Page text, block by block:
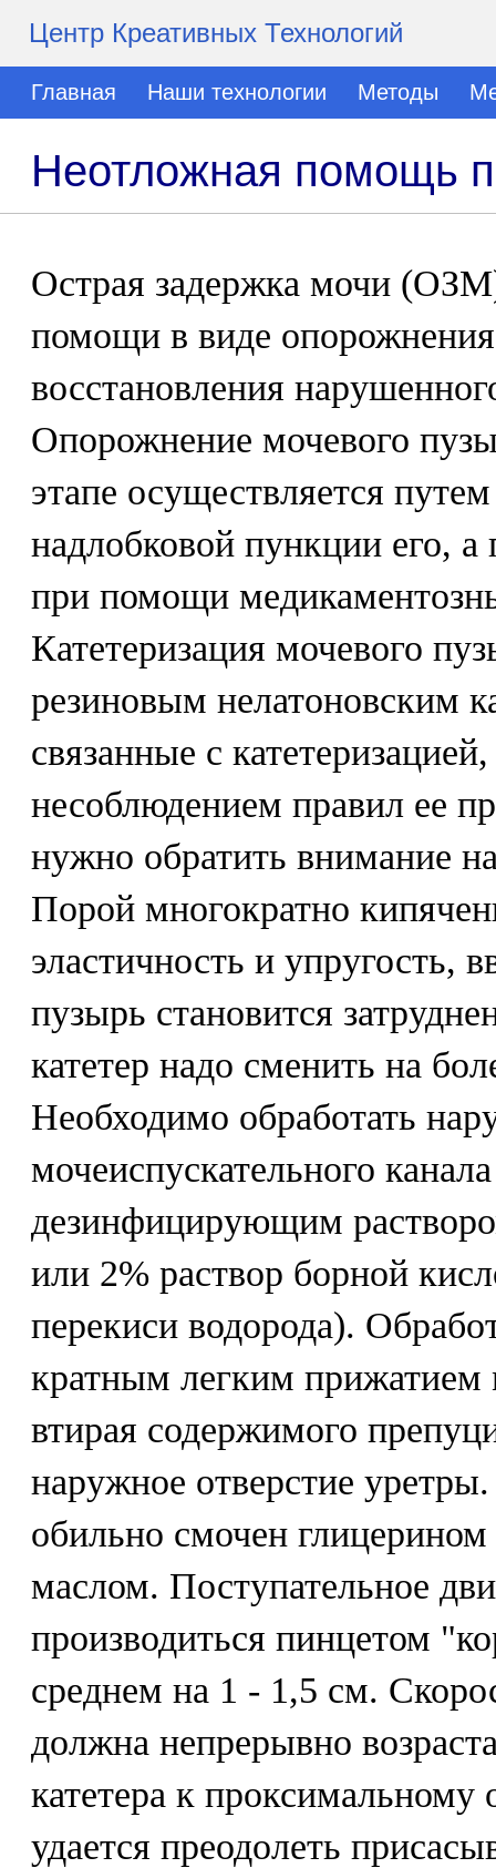
Центр Креативных Технологий
Главная Наши технологии Методы
Неотложная помощь
Острая задержка мочи
помощи в виде
восстановления
Опорожнение мочевого
этапе осуществляется
надлобковой пункции его,
при помощи
Катетеризация мочевого
резиновым нелатоновским
связанные с
несоблюдением правил ее
нужно обратить внимание
Порой многократно
эластичность и упругость,
пузырь становится
катетер надо сменить на
Необходимо обработать
мочеиспускательного
дезинфицирующим
или 2% раствор борной
перекиси водорода).
кратным легким прижатием
втирая содержимого
наружное отверстие
обильно смочен
маслом. Поступательное
производиться пинцетом
среднем на 1 - 1,5 см.
должна непрерывно
катетера к
удается преодолеть